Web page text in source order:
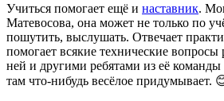
Учиться помогает ещё и наставник.
Матевосова, она может не только по
пошутить, выслушать. Отвечает
помогает всякие технические
ней и другими ребятами из её команды
там что-нибудь весёлое придумывает.